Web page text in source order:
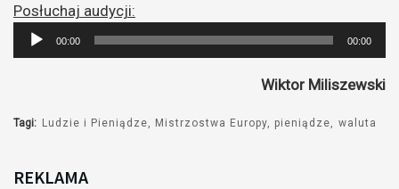
Posłuchaj audycji:
Odtwarzacz
plików
00:00 00:00
Wiktor Miliszewski
Tagi: Ludzie i Pieniądze Mistrzostwa Europy pieniądze waluta
REKLAMA